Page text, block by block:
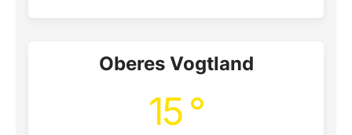
Oberes Vogtland
15 °